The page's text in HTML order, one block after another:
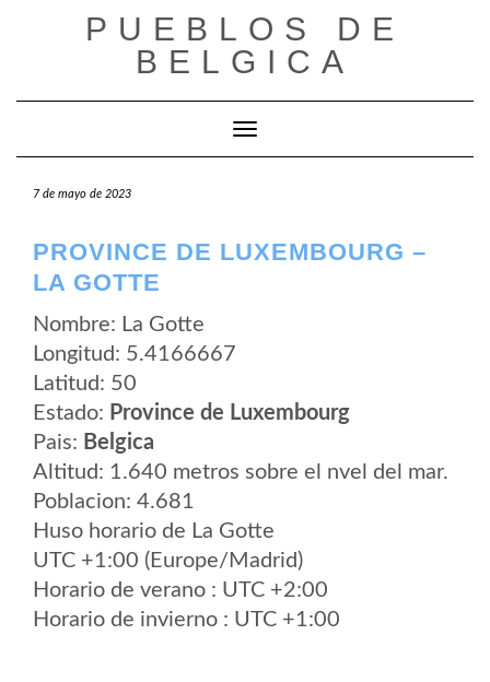
PUEBLOS DE
BELGICA
Cambiar modo de navegación
7 de mayo de 2023
PROVINCE DE LUXEMBOURG –
LA GOTTE
Nombre: La Gotte
Longitud: 5.4166667
Latitud: 50
Estado: Province de Luxembourg
Pais: Belgica
Altitud: 1.640 metros sobre el nvel del mar.
Poblacion: 4.681
Huso horario de La Gotte
UTC +1:00 (Europe/Madrid)
Horario de verano : UTC +2:00
Horario de invierno : UTC +1:00